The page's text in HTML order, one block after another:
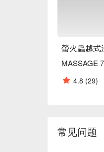
螢火蟲越式
MASSAGE
4.8 (29)
常见问题